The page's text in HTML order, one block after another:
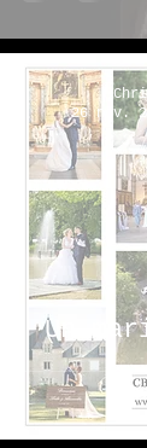
Un
26 nov.